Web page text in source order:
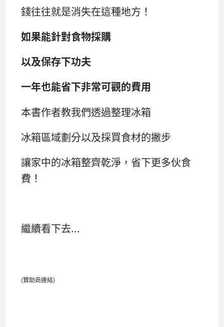
錢往往就是消失在這種地方！
如果能針對食物採購
以及保存下功夫
一年也能省下非常可觀的費用
本書作者教我們透過整理冰箱
冰箱區域劃分以及採買食材的撇步
讓家中的冰箱整齊乾淨，省下更多伙食
費！
繼續看下去...
(贊助商連結)